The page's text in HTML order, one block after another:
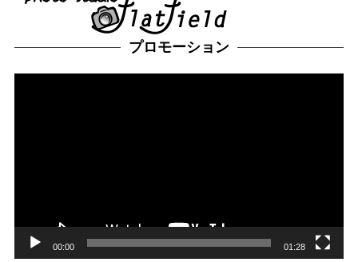
プロモーション
00:00 01:28